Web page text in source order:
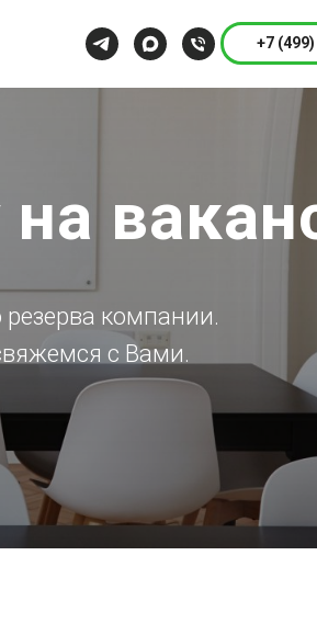
+7
на
компании.
с Вами.